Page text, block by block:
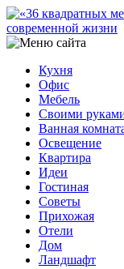
Кухня
Офис
Мебель
Своими
Ванная
Освещение
Квартира
Идеи
Гостиная
Советы
Прихожая
Отели
Дом
Ландшафт